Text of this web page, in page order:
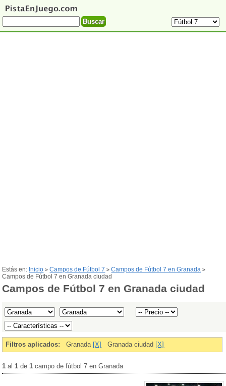
Estás en: Inicio >Campos de Fútbol 7 >Campos de Fútbol 7 en Granada >
Campos de Fútbol 7 en Granada ciudad
Campos de Fútbol 7 en Granada ciudad
Filtros aplicados: Granada [X] Granada ciudad [X]
1 al1 de1 campo de fútbol 7 en Granada